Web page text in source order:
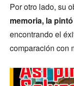
Por otro lado, su
memoria, la
encontrando el
comparación con